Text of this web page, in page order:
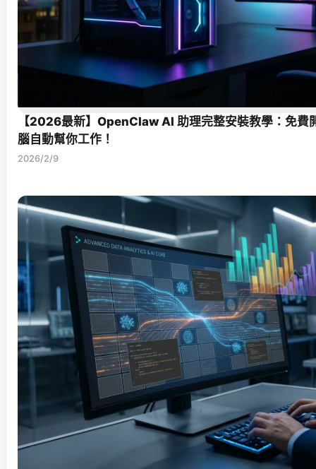
【2026最新】OpenClaw AI 助理完整安裝教學：免費
腦自動幫你工作！
2026/2/9